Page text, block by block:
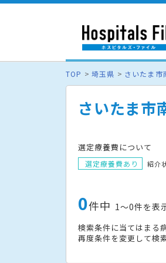
TOP 埼玉県 さいたま市
さいたま市
選定療養費について
選定療養費あり
紹介
0件中 1〜0件を表
検索条件に当てはまる
再度条件を変更して検